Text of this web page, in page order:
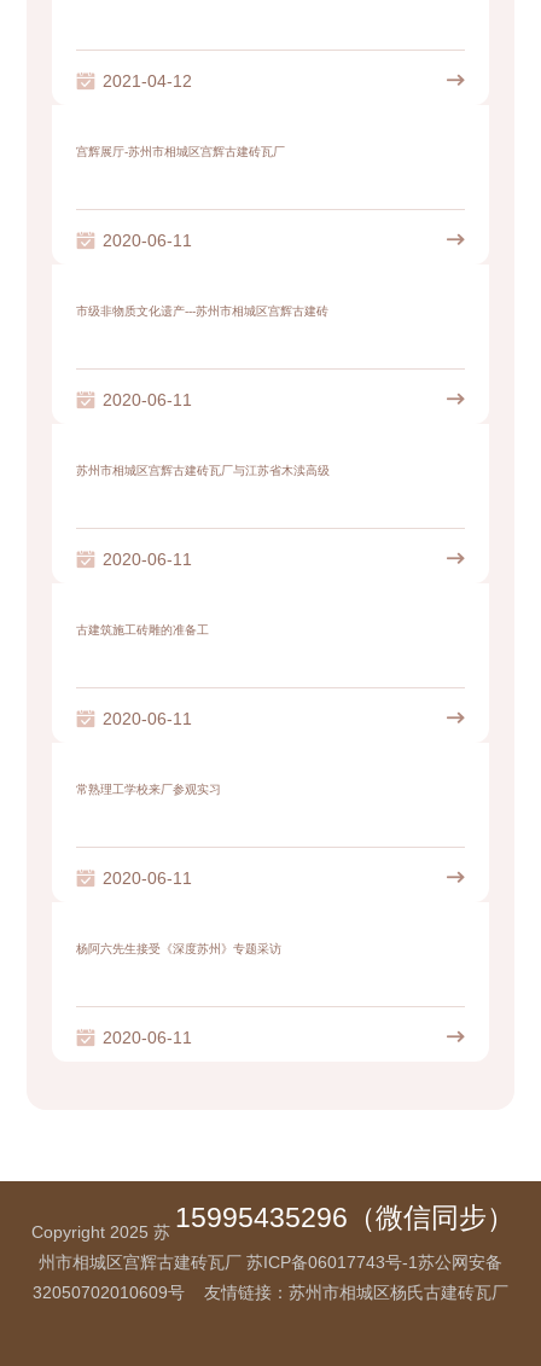
 2021-04-12 
宫辉展厅-苏州市相城区宫辉古建砖瓦厂
 2020-06-11 
市级非物质文化遗产---苏州市相城区宫辉古建砖
 2020-06-11 
苏州市相城区宫辉古建砖瓦厂与江苏省木渎高级
 2020-06-11 
古建筑施工砖雕的准备工
 2020-06-11 
常熟理工学校来厂参观实习
 2020-06-11 
杨阿六先生接受《深度苏州》专题采访
 2020-06-11 
15995435296（微信同步）
Copyright 2025 苏
州市相城区宫辉古建砖瓦厂 苏ICP备06017743号-1苏公网安备
32050702010609号 友情链接： 苏州市相城区杨氏古建砖瓦厂